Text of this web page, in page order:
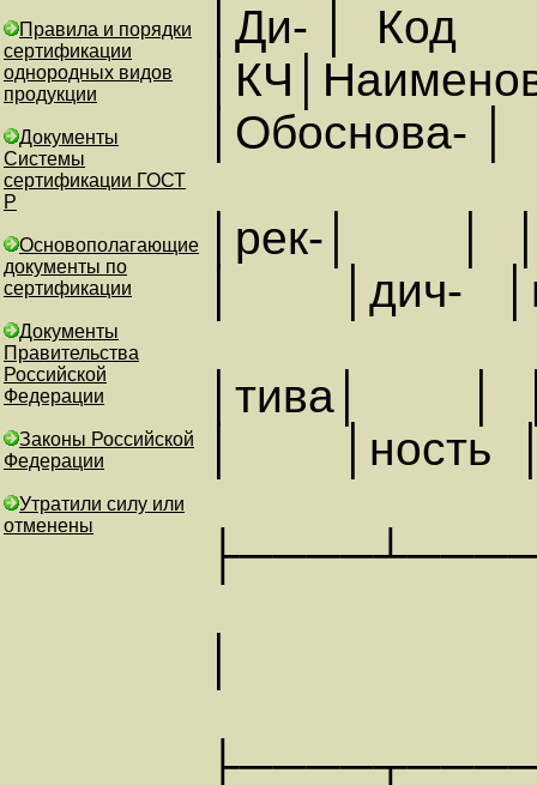
Правила и порядки
сертификации
однородных видов
продукции
Документы
Системы
сертификации ГОСТ
Р
Основополагающие
документы по
сертификации
Документы
Правительства
Российской
Федерации
Законы Российской
Федерации
Утратили силу или
отменены
│Ди- │ Код
│Обоснова- │
│ │дич-
│ │ность